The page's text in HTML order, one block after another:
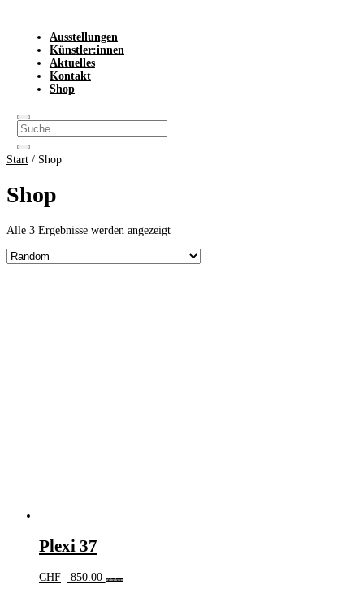
Ausstellungen
Künstler:innen
Aktuelles
Kontakt
Shop
Start / Shop
Shop
Alle 3 Ergebnisse werden angezeigt
Plexi 37
CHF 850.00 Weiterlesen